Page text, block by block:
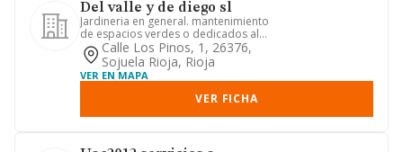
Del valle y de diego sl
Jardineria en general. mantenimiento
de espacios verdes o dedicados al
esparcimiento de empresas.
Calle Los Pinos, 1, 26376,
Sojuela Rioja, Rioja
VER EN MAPA
VER FICHA